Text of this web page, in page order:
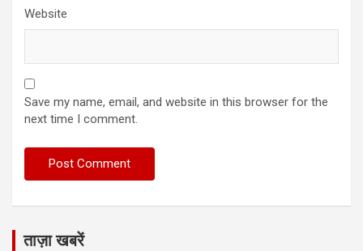
Website
Save my name, email, and website in this browser for the
next time I comment.
ताज़ा खबरें